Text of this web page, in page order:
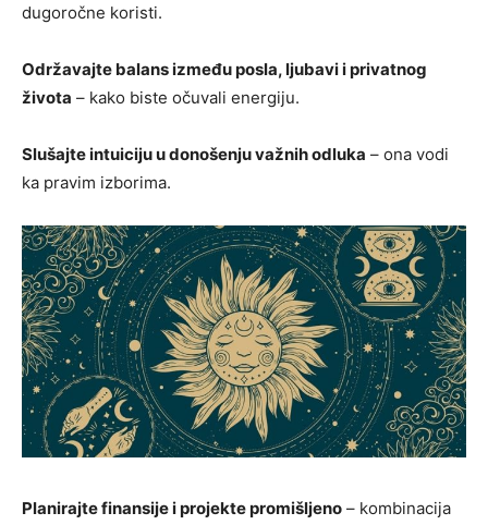
dugoročne koristi.
Održavajte balans između posla, ljubavi i privatnog
života – kako biste očuvali energiju.
Slušajte intuiciju u donošenju važnih odluka – ona vodi
ka pravim izborima.
Planirajte finansije i projekte promišljeno – kombinacija